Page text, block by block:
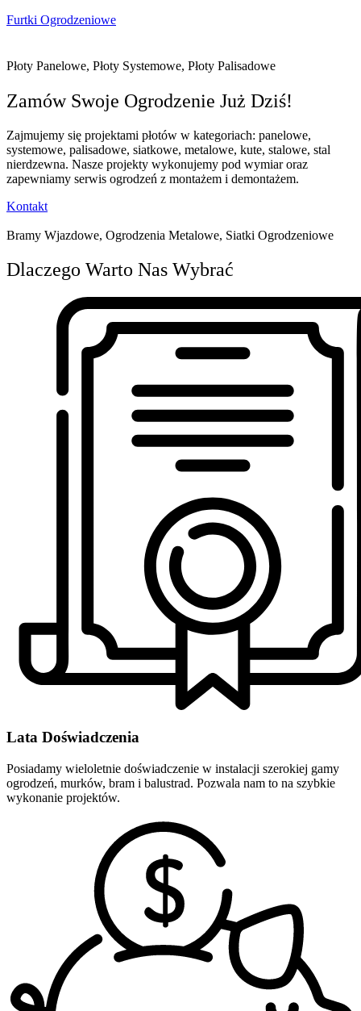
Furtki Ogrodzeniowe
Płoty Panelowe, Płoty Systemowe, Płoty Palisadowe
Zamów Swoje Ogrodzenie Już Dziś!
Zajmujemy się projektami płotów w kategoriach: panelowe,
systemowe, palisadowe, siatkowe, metalowe, kute, stalowe, stal
nierdzewna. Nasze projekty wykonujemy pod wymiar oraz
zapewniamy serwis ogrodzeń z montażem i demontażem.
Kontakt
Bramy Wjazdowe, Ogrodzenia Metalowe, Siatki Ogrodzeniowe
Dlaczego Warto Nas Wybrać
Lata Doświadczenia
Posiadamy wieloletnie doświadczenie w instalacji szerokiej gamy
ogrodzeń, murków, bram i balustrad. Pozwala nam to na szybkie
wykonanie projektów.